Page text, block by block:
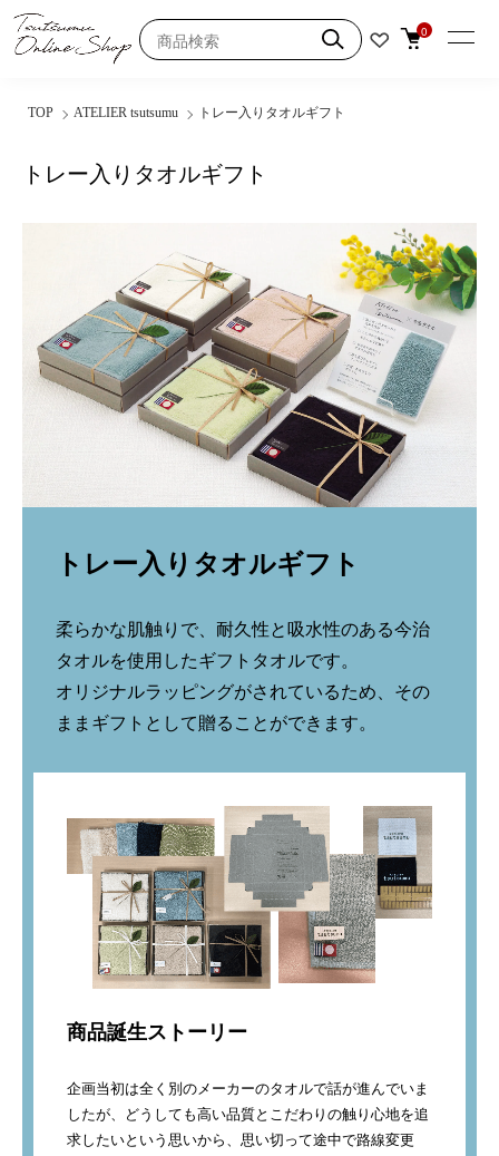
0
TOP ATELIER tsutsumu トレー入りタオルギフト
トレー入りタオルギフト
トレー入りタオルギフト
柔らかな肌触りで、耐久性と吸水性のある今治
タオルを使用したギフトタオルです。
オリジナルラッピングがされているため、その
ままギフトとして贈ることができます。
商品誕生ストーリー
企画当初は全く別のメーカーのタオルで話が進んでいま
したが、どうしても高い品質とこだわりの触り心地を追
求したいという思いから、思い切って途中で路線変更